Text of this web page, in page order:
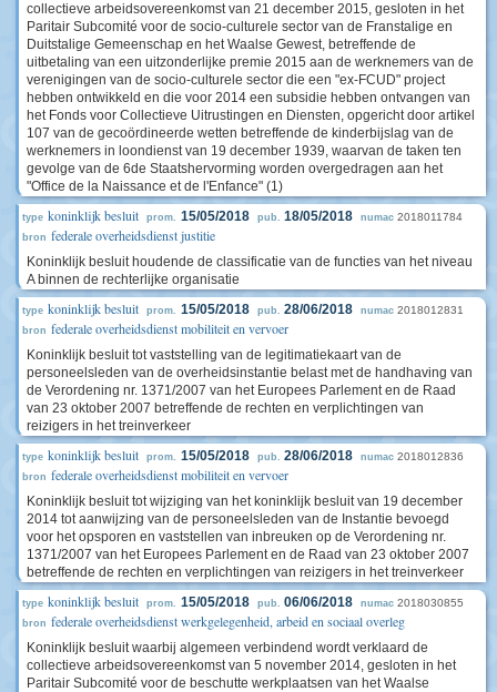
collectieve arbeidsovereenkomst van 21 december 2015, gesloten in het
Paritair Subcomité voor de socio-culturele sector van de Franstalige en
Duitstalige Gemeenschap en het Waalse Gewest, betreffende de
uitbetaling van een uitzonderlijke premie 2015 aan de werknemers van de
verenigingen van de socio-culturele sector die een "ex-FCUD" project
hebben ontwikkeld en die voor 2014 een subsidie hebben ontvangen van
het Fonds voor Collectieve Uitrustingen en Diensten, opgericht door artikel
107 van de gecoördineerde wetten betreffende de kinderbijslag van de
werknemers in loondienst van 19 december 1939, waarvan de taken ten
gevolge van de 6de Staatshervorming worden overgedragen aan het
"Office de la Naissance et de l'Enfance" (1)
type koninklijk besluit prom. 15/05/2018 pub. 18/05/2018 numac 2018011784
bron federale overheidsdienst justitie
Koninklijk besluit houdende de classificatie van de functies van het niveau
A binnen de rechterlijke organisatie
type koninklijk besluit prom. 15/05/2018 pub. 28/06/2018 numac 2018012831
bron federale overheidsdienst mobiliteit en vervoer
Koninklijk besluit tot vaststelling van de legitimatiekaart van de
personeelsleden van de overheidsinstantie belast met de handhaving van
de Verordening nr. 1371/2007 van het Europees Parlement en de Raad
van 23 oktober 2007 betreffende de rechten en verplichtingen van
reizigers in het treinverkeer
type koninklijk besluit prom. 15/05/2018 pub. 28/06/2018 numac 2018012836
bron federale overheidsdienst mobiliteit en vervoer
Koninklijk besluit tot wijziging van het koninklijk besluit van 19 december
2014 tot aanwijzing van de personeelsleden van de Instantie bevoegd
voor het opsporen en vaststellen van inbreuken op de Verordening nr.
1371/2007 van het Europees Parlement en de Raad van 23 oktober 2007
betreffende de rechten en verplichtingen van reizigers in het treinverkeer
type koninklijk besluit prom. 15/05/2018 pub. 06/06/2018 numac 2018030855
bron federale overheidsdienst werkgelegenheid, arbeid en sociaal overleg
Koninklijk besluit waarbij algemeen verbindend wordt verklaard de
collectieve arbeidsovereenkomst van 5 november 2014, gesloten in het
Paritair Subcomité voor de beschutte werkplaatsen van het Waalse